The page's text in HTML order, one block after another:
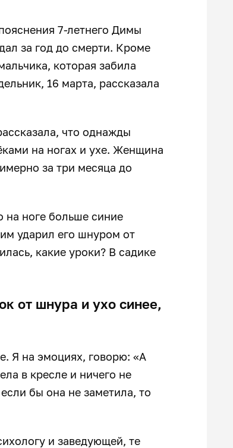
7-летнего Димы
за год до смерти. Кроме
которая забила
16 марта, рассказала
что однажды
на ногах и ухе. Женщина
за три месяца до
на ноге больше синие
ударил его шнуром от
какие уроки? В садике
от шнура и ухо синее,
Я на эмоциях, говорю: «А
в кресле и ничего не
бы она не заметила, то
и заведующей, те